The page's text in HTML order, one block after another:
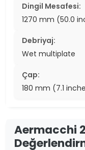
Dingil Mesafesi:
1270 mm (50.0
Debriyaj:
Wet multiplate
Çap:
180 mm (7.1
Aermacchi